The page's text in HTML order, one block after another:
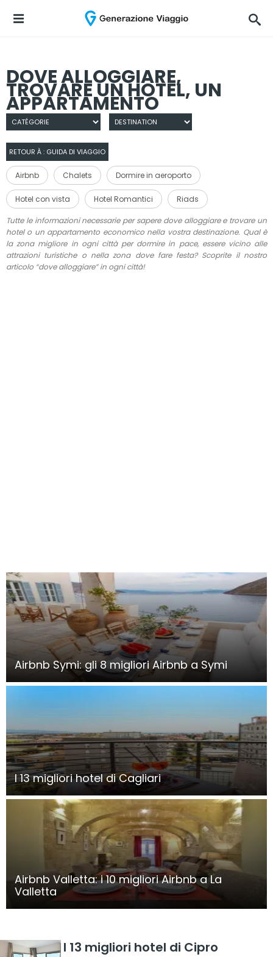
DOVE ALLOGGIARE,
TROVARE UN HOTEL, UN
APPARTAMENTO
RETOUR À : GUIDA DI VIAGGIO
Airbnb Chalets Dormire in aeroporto
Hotel con vista Hotel Romantici Riads
Tutte le informazioni necessarie per sapere dove alloggiare e trovare un
hotel o un appartamento economico nella vostra destinazione. Qual è
la zona migliore in ogni città per dormire in pace, essere vicino alle
attrazioni turistiche o nella zona dove fare festa? Scoprite il nostro
articolo “dove alloggiare” in ogni città!
Airbnb Symi: gli 8 migliori Airbnb a Symi
I 13 migliori hotel di Cagliari
Airbnb Valletta: i 10 migliori Airbnb a La
Valletta
I 13 migliori hotel di Cipro